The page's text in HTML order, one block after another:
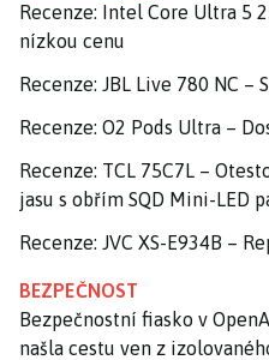
Recenze: Intel Core Ultra 5
nízkou cenu
Recenze: JBL Live 780 NC
Recenze: O2 Pods Ultra –
Recenze: TCL 75C7L –
jasu s obřím SQD Mini-LED
Recenze: JVC XS-E934B –
BEZPEČNOST
Bezpečnostní fiasko v
našla cestu ven z